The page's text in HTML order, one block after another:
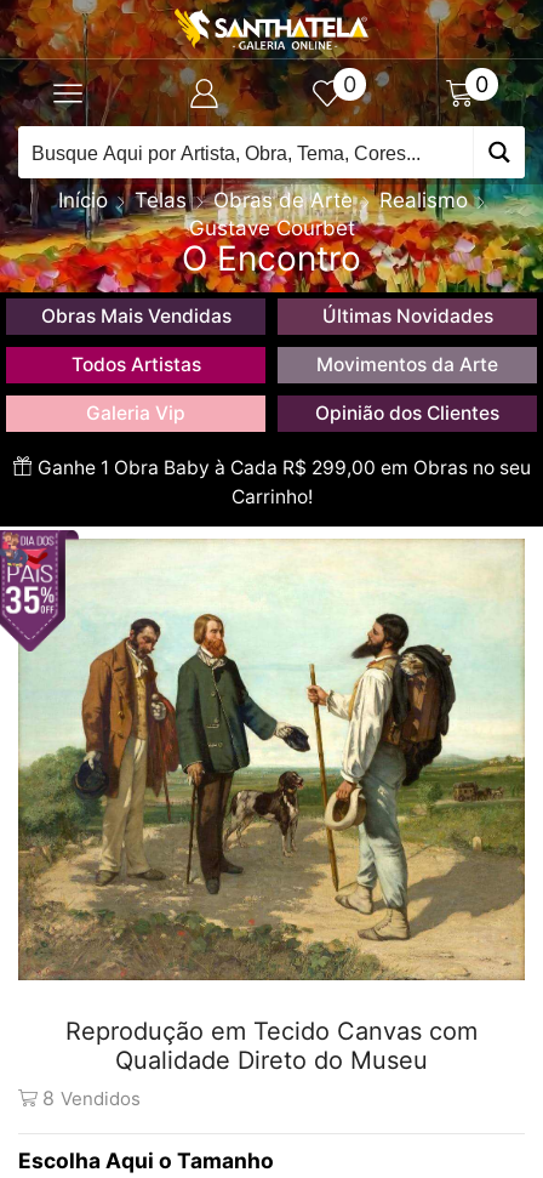
0 0
Início Telas Obras de Arte
Realismo
Gustave Courbet
O Encontro
Obras Mais Vendidas Últimas Novidades
Todos Artistas Movimentos da Arte
Galeria Vip Opinião dos Clientes
Ganhe 1 Obra Baby à Cada R$ 299,00 em Obras no seu
Carrinho!
Reprodução em Tecido Canvas com
Qualidade Direto do Museu
8 Vendidos
Tamanho